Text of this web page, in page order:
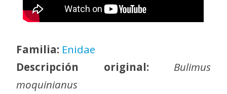
Familia: Enidae
Descripción original:
Bulimus
moquinianus